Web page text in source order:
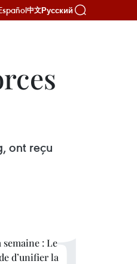
中文Русский
ont reçu
: Le
d’unifier la